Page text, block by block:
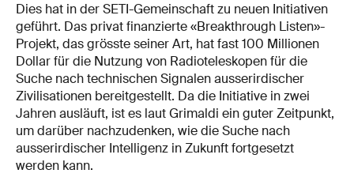
Dies hat in der SETI-Gemeinschaft zu neuen Initiativen
geführt. Das privat finanzierte «Breakthrough Listen»-
Projekt, das grösste seiner Art, hat fast 100 Millionen
Dollar für die Nutzung von Radioteleskopen für die
Suche nach technischen Signalen ausserirdischer
Zivilisationen bereitgestellt. Da die Initiative in zwei
Jahren ausläuft, ist es laut Grimaldi ein guter Zeitpunkt,
um darüber nachzudenken, wie die Suche nach
ausserirdischer Intelligenz in Zukunft fortgesetzt
werden kann.